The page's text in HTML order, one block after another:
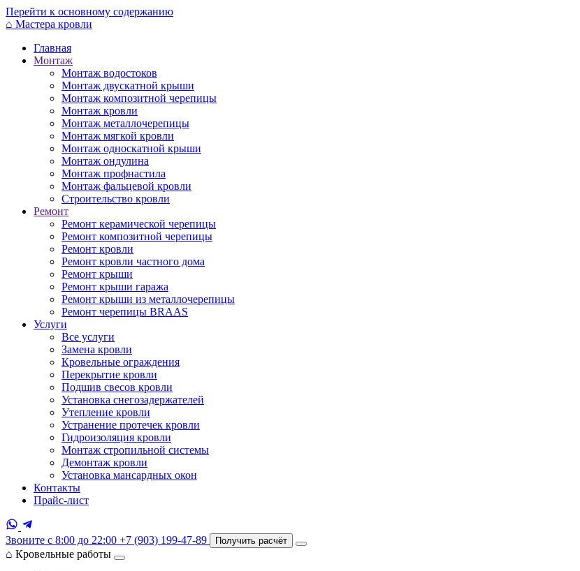
Перейти к основному содержанию
⌂ Мастера кровли
Главная
Монтаж
Монтаж водостоков
Монтаж двускатной крыши
Монтаж композитной черепицы
Монтаж кровли
Монтаж металлочерепицы
Монтаж мягкой кровли
Монтаж односкатной крыши
Монтаж ондулина
Монтаж профнастила
Монтаж фальцевой кровли
Строительство кровли
Ремонт
Ремонт керамической черепицы
Ремонт композитной черепицы
Ремонт кровли
Ремонт кровли частного дома
Ремонт крыши
Ремонт крыши гаража
Ремонт крыши из металлочерепицы
Ремонт черепицы BRAAS
Услуги
Все услуги
Замена кровли
Кровельные ограждения
Перекрытие кровли
Подшив свесов кровли
Установка снегозадержателей
Утепление кровли
Устранение протечек кровли
Гидроизоляция кровли
Монтаж стропильной системы
Демонтаж кровли
Установка мансардных окон
Контакты
Прайс-лист
Звоните с 8:00 до 22:00 +7 (903) 199-47-89 Получить расчёт
⌂ Кровельные работы